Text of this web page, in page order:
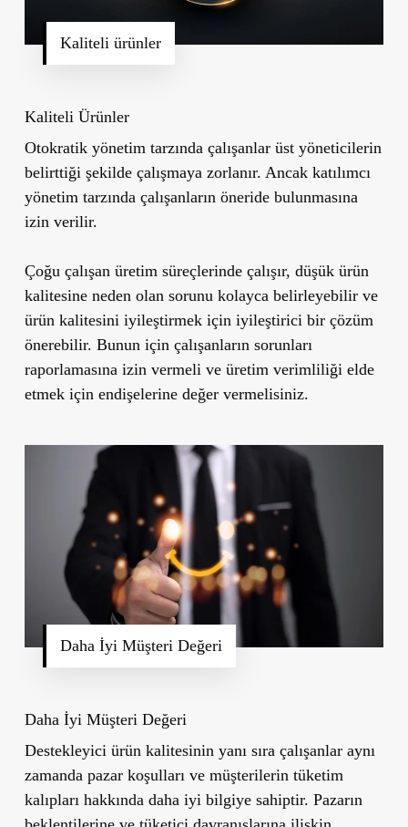
Kaliteli ürünler
Kaliteli Ürünler
Otokratik yönetim tarzında çalışanlar üst yöneticilerin
belirttiği şekilde çalışmaya zorlanır. Ancak katılımcı
yönetim tarzında çalışanların öneride bulunmasına
izin verilir.
Çoğu çalışan üretim süreçlerinde çalışır, düşük ürün
kalitesine neden olan sorunu kolayca belirleyebilir ve
ürün kalitesini iyileştirmek için iyileştirici bir çözüm
önerebilir. Bunun için çalışanların sorunları
raporlamasına izin vermeli ve üretim verimliliği elde
etmek için endişelerine değer vermelisiniz.
Daha İyi Müşteri Değeri
Daha İyi Müşteri Değeri
Destekleyici ürün kalitesinin yanı sıra çalışanlar aynı
zamanda pazar koşulları ve müşterilerin tüketim
kalıpları hakkında daha iyi bilgiye sahiptir. Pazarın